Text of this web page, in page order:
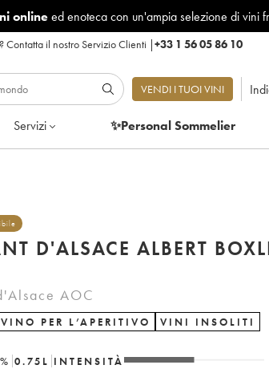
onlineed enoteca con un'ampia selezione di vini
Contatta il nostro Servizio Clienti |+33 1 56 05 86 10
VENDI I TUOI VINI
Servizi ✨Personal Sommelier
D'ALSACE ALBERT
AOC
VINO PER L’APERITIVO VINI INSOLITI
% 0.75 L INTENSITÀ